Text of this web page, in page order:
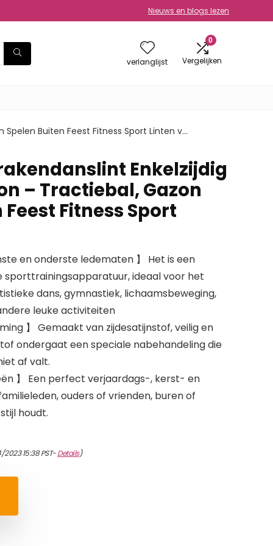
Nieuws en blogs lezen
verlanglijst
0
Vergelijken
Buiten Feest Fitness Sport Linten v…
Enkelzijdig
– Tractiebal, Gazon
Fitness Sport
en onderste ledematen 】 Het is een
ideaal voor het
dans, gymnastiek, lichaamsbeweging,
leuke activiteiten
】 Gemaakt van zijdesatijnstof, veilig en
ondergaat een speciale nabehandeling die
af valt.
】 Een perfect verjaardags-, kerst- en
ouders of vrienden, buren of
houdt.
15:38 PST-Details)